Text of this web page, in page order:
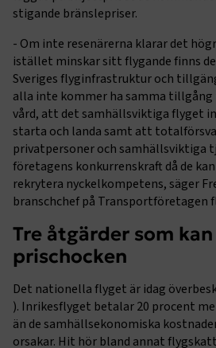
stigande bränslepriser.
- Om inte resenärerna klarar det
istället minskar sitt flygande finns
Sveriges flyginfrastruktur och
alla inte kommer ha samma
vård, att det samhällsviktiga flyget
starta och landa samt att
privatpersoner och samhällsviktiga
företagens konkurrenskraft då de
rekrytera nyckelkompetens, säger
branschchef på Transportföretagen
Tre åtgärder som
prischocken
Det nationella flyget är idag
). Inrikesflyget betalar 20 procent
än de samhällsekonomiska
orsakar. Hit hör bland annat